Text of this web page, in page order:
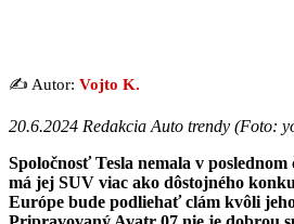
✍️ Autor: Vojto K.
20.6.2024 Redakcia Auto trendy (Foto:
Spoločnosť Tesla nemala v
má jej SUV viac ako dôstojného
Európe bude podliehať clám kvôli